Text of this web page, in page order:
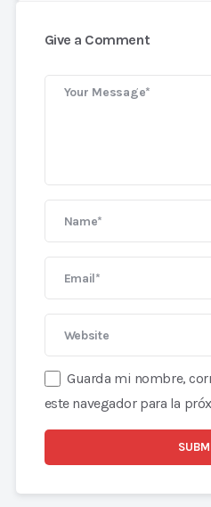
Give a Comment
Guarda mi nombre,
este navegador para la